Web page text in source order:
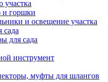
участка
и горшки
и освещение участка
сада
для сада
инструмент
муфты для шлангов